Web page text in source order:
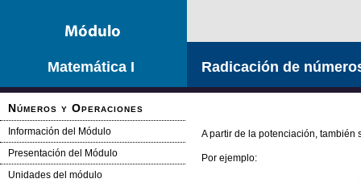
Matemática I
Números y Operaciones
Información del Módulo
Presentación del Módulo
Unidades del módulo
Radicación de
A partir de la potenciación,
Por ejemplo: